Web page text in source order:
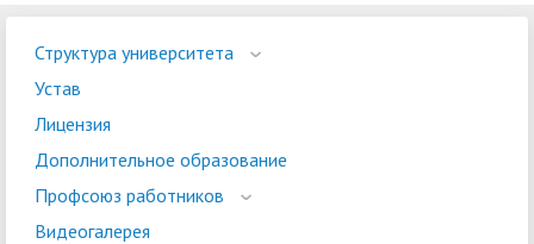
Структура университета
Устав
Лицензия
Дополнительное образование
Профсоюз работников
Видеогалерея